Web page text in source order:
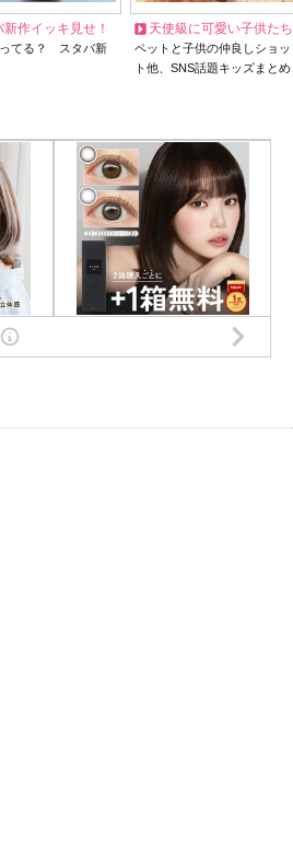
新作イッキ見せ！
てる？ スタバ新
天使級に可愛い子供たち
ペットと子供の仲良しショッ
ト他、SNS話題キッズまとめ